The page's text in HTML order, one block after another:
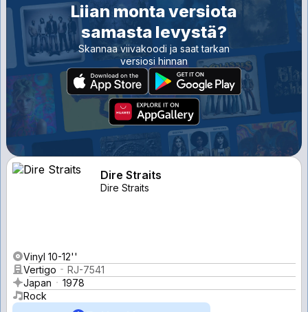
Liian monta versiota
samasta levystä?
Skannaa viivakoodi ja saat tarkan
versiosi hinnan
Dire Straits
Dire Straits
Vinyl 10-12''
Vertigo
RJ-7541
Japan
1978
Rock